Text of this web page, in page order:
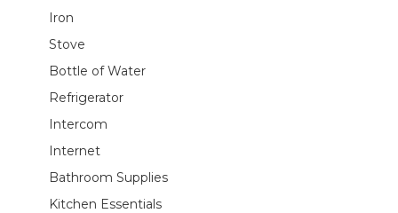
Iron
Stove
Bottle of Water
Refrigerator
Intercom
Internet
Bathroom Supplies
Kitchen Essentials